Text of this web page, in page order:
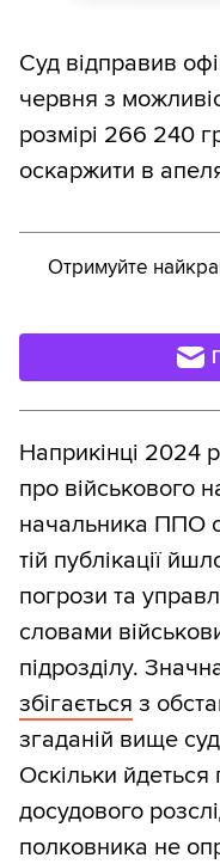
Суд відправив
червня з
розмірі 266 240
оскаржити в
Отримуйте
Наприкінці 2024
про військового
начальника ППО
тій публікації
погрози та
словами
підрозділу.
збігається з
згаданій вище
Оскільки йдеться
досудового
полковника не